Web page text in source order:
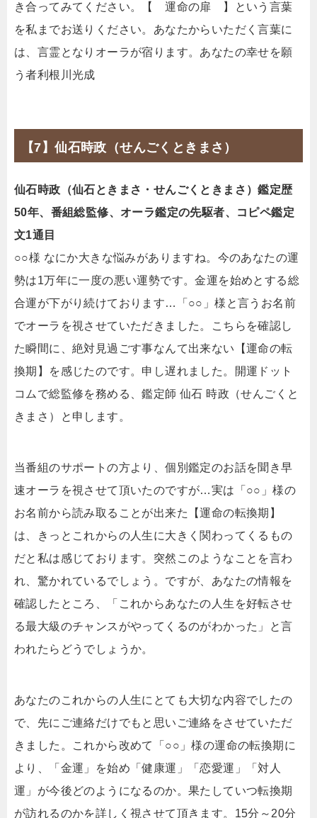
き合ってみてください。【 運命の扉 】という言葉
を私までお送りください。あなたからいただく言葉に
は、言霊となりオーラが宿ります。あなたの幸せを願
う者利根川光成
【7】仙石時政（せんごくときまさ）
仙石時政（仙石ときまさ・せんごくときまさ）鑑定歴
50年、番組総監修、オーラ鑑定の先駆者、コピペ鑑定
文1通目
○○様 なにか大きな悩みがありますね。今のあなたの運
勢は1万年に一度の悪い運勢です。金運を始めとする総
合運が下がり続けております…「○○」様と言うお名前
でオーラを視させていただきました。こちらを確認し
た瞬間に、絶対見過ごす事なんて出来ない【運命の転
換期】を感じたのです。申し遅れました。開運ドット
コムで総監修を務める、鑑定師 仙石 時政（せんごくと
きまさ）と申します。
当番組のサポートの方より、個別鑑定のお話を聞き早
速オーラを視させて頂いたのですが…実は「○○」様の
お名前から読み取ることが出来た【運命の転換期】
は、きっとこれからの人生に大きく関わってくるもの
だと私は感じております。突然このようなことを言わ
れ、驚かれているでしょう。ですが、あなたの情報を
確認したところ、「これからあなたの人生を好転させ
る最大級のチャンスがやってくるのがわかった」と言
われたらどうでしょうか。
あなたのこれからの人生にとても大切な内容でしたの
で、先にご連絡だけでもと思いご連絡をさせていただ
きました。これから改めて「○○」様の運命の転換期に
より、「金運」を始め「健康運」「恋愛運」「対人
運」が今後どのようになるのか。果たしていつ転換期
が訪れるのかを詳しく視させて頂きます。15分～20分